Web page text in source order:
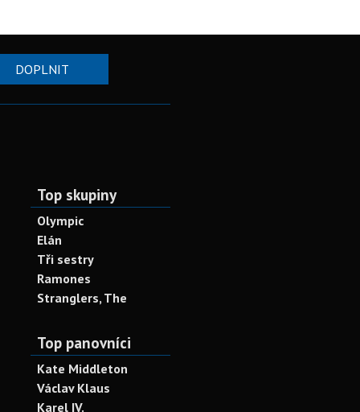
DOPLNIT
Top skupiny
Olympic
Elán
Tři sestry
Ramones
Stranglers, The
Top panovníci
Kate Middleton
Václav Klaus
Karel IV.